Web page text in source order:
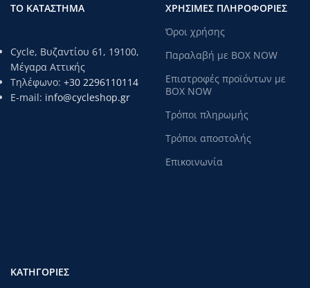
ΤΟ ΚΑΤΑΣΤΗΜΑ
Cycle, Βυζαντίου 61, 19100,
Μέγαρα Αττικής
Τηλέφωνο: +30 2296110114
E-mail: info@cycleshop.gr
ΧΡΗΣΙΜΕΣ ΠΛΗΡΟΦΟΡΙΕΣ
Όροι χρήσης
Παραλαβή με BOX NOW
Επιστροφές προϊόντων με
BOX NOW
Τρόποι πληρωμής
Τρόποι αποστολής
Επικοινωνία
ΚΑΤΗΓΟΡΊΕΣ